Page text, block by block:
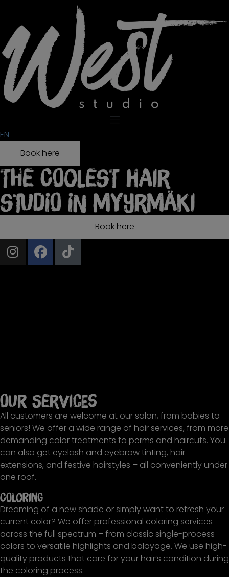
EN
Book here
The coolest hair
studio in Myyrmäki
Book here
Our services
All customers are welcome at our salon, from babies to
seniors! We offer a wide range of hair services, from more
demanding color treatments to perms and haircuts. You
can also get eyelash and eyebrow tinting, hair
extensions, and festive hairstyles – all conveniently under
one roof.
Coloring
Dreaming of a new shade or simply want to refresh your
current color? We offer professional coloring services
across the full spectrum – from classic single-process
colors to versatile highlights and balayage. We use high-
quality products that care for your hair’s condition during
the coloring process.